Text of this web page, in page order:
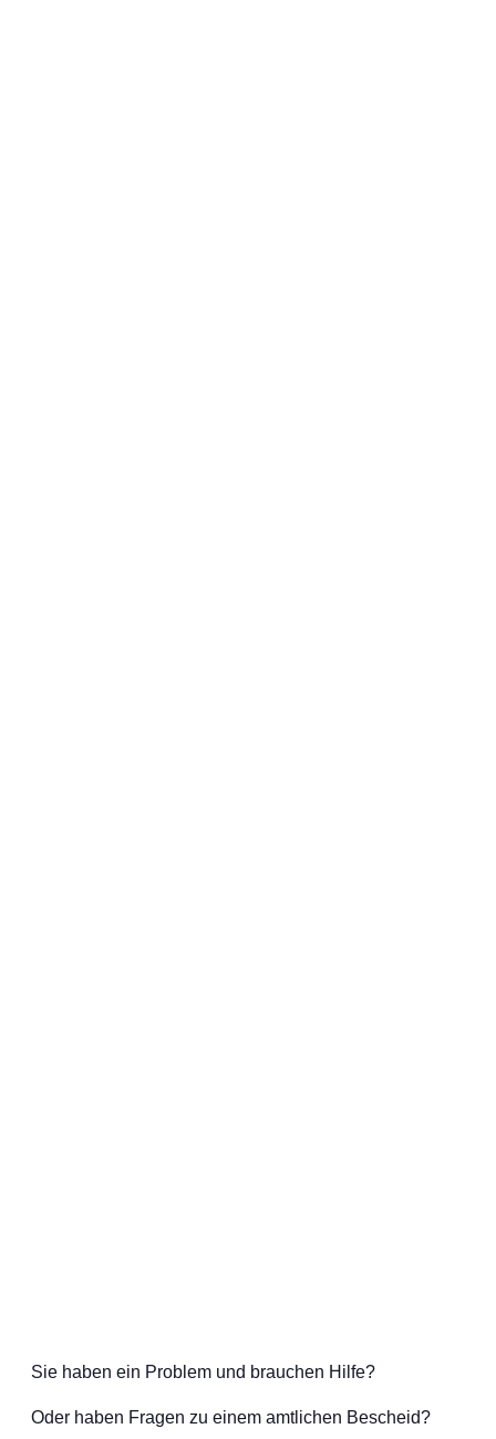
Sie haben ein Problem und brauchen Hilfe?
Oder haben Fragen zu einem amtlichen Bescheid?